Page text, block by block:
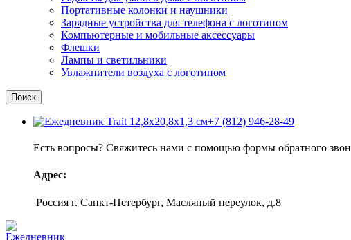
Портативные колонки и наушники
Зарядные устройства для телефона с логотипом
Компьютерные и мобильные аксессуары
Флешки
Лампы и светильники
Увлажнители воздуха с логотипом
Поиск
+7 (812) 946-28-49
Есть вопросы? Свяжитесь нами с помощью формы обратного
Адрес:
Россия г. Санкт-Петербург, Масляный переулок, д.8
Нажмите, чтобы увеличить